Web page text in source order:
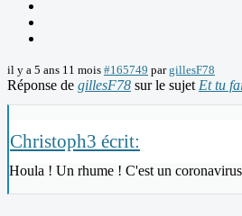
il y a 5 ans 11 mois #165749 pargillesF78
Réponse de gillesF78 sur le sujet Et tu
Christoph3 écrit:
Houla ! Un rhume ! C'est un